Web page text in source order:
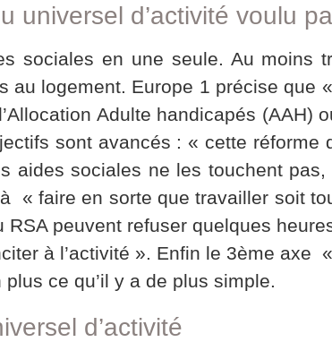
universel d’activité voulu
sociales en une seule. Au moins
au logement. Europe 1 précise
Adulte handicapés
sont avancés : « cette
aides sociales ne les touchent pas,
« faire en sorte que travailler soit
peuvent refuser quelques
à l’activité ». Enfin le 3ème axe
ce qu’il y a de plus simple.
d’activité